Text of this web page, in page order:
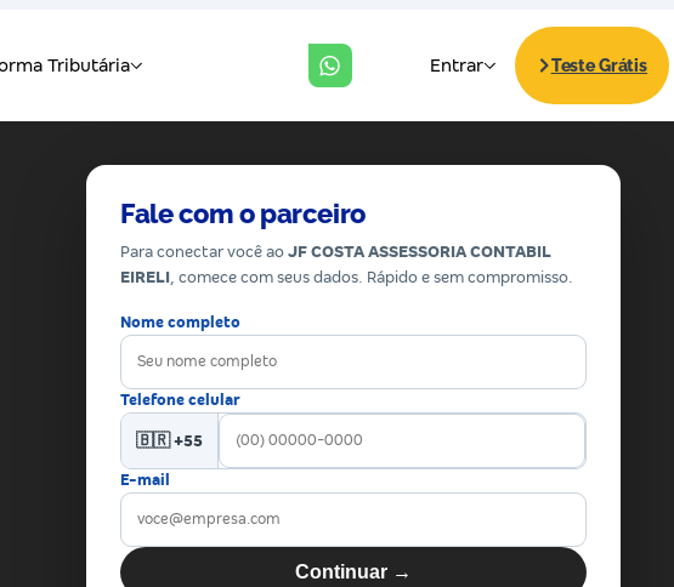
Fale com o parceiro
Para conectar você ao JF COSTA ASSESSORIA CONTABIL
EIRELI, comece com seus dados. Rápido e sem compromisso.
Nome completo
Telefone celular
🇧🇷 +55
E-mail
Continuar →